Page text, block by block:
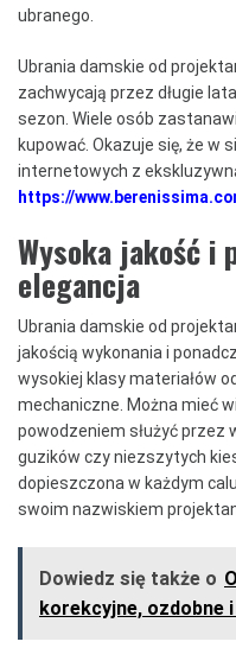
ubranego.
Ubrania damskie od
zachwycają przez długie
sezon. Wiele osób
kupować. Okazuje się, że w
internetowych z
https://
Wysoka jakość i
elegancja
Ubrania damskie od
jakością wykonania i
wysokiej klasy materiałów
mechaniczne. Można mieć
powodzeniem służyć przez
guzików czy niezszytych
dopieszczona w każdym
swoim nazwiskiem
Dowiedz się także o
korekcyjne, ozdobne